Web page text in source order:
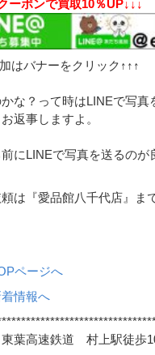
ーポンで買取10％UP↓↓↓
はバナーをクリック↑↑↑
な？って時はLINEで写真
返事しますよ。
にLINEで写真を送るのが
は『愛品館八千代店』ま
ページへ
情報へ
葉高速鉄道 村上駅徒歩